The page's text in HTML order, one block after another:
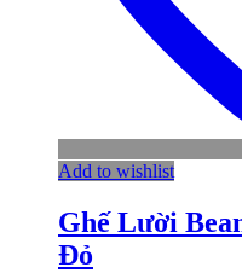
Add to wishlist
Ghế Lười
Đỏ